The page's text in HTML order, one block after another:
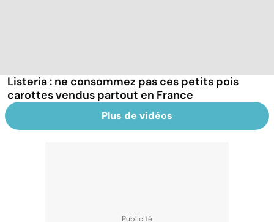
Listeria : ne consommez pas ces petits pois
carottes vendus partout en France
Plus de vidéos